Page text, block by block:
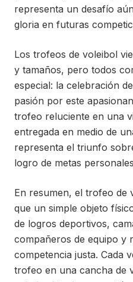
representa un desafío
gloria en futuras
Los trofeos de voleibol
y tamaños, pero todos
especial: la celebración
pasión por este
trofeo reluciente en una
entregada en medio de
representa el triunfo
logro de metas
En resumen, el trofeo de
que un simple objeto
de logros deportivos,
compañeros de equipo y
competencia justa. Cada
trofeo en una cancha de